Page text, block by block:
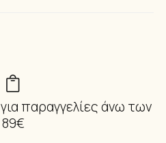
παραγγελίες άνω των
89€